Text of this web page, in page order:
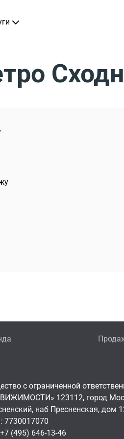
с ограниченной
123112, город
наб Пресненская, дом
7730017070
(495) 646-13-46